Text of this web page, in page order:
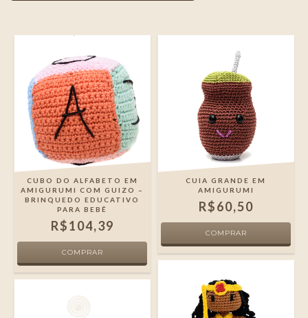
CUBO DO ALFABETO EM
AMIGURUMI COM GUIZO –
BRINQUEDO EDUCATIVO
PARA BEBÊ
R$104,39
CUIA GRANDE EM
AMIGURUMI
R$60,50